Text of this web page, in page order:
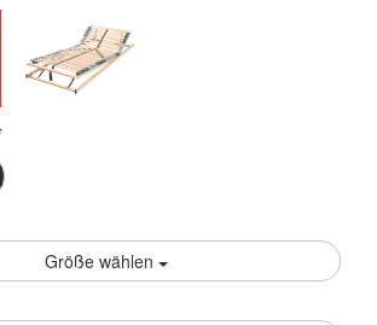
Größe wählen